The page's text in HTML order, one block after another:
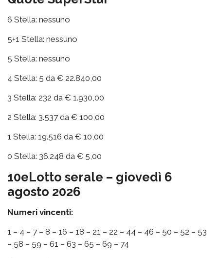
6 Stella: nessuno
5+1 Stella: nessuno
5 Stella: nessuno
4 Stella: 5 da € 22.840,00
3 Stella: 232 da € 1.930,00
2 Stella: 3.537 da € 100,00
1 Stella: 19.516 da € 10,00
0 Stella: 36.248 da € 5,00
10eLotto serale – giovedì 6
agosto 2026
Numeri vincenti:
1 – 4 – 7 – 8 – 16 – 18 – 21 – 22 – 44 – 46 – 50 – 52 – 53
– 58 – 59 – 61 – 63 – 65 – 69 – 74